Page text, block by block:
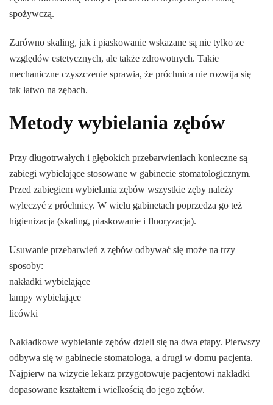
spożywczą.
Zarówno skaling, jak i piaskowanie wskazane są nie tylko ze
względów estetycznych, ale także zdrowotnych. Takie
mechaniczne czyszczenie sprawia, że próchnica nie rozwija się
tak łatwo na zębach.
Metody wybielania zębów
Przy długotrwałych i głębokich przebarwieniach konieczne są
zabiegi wybielające stosowane w gabinecie stomatologicznym.
Przed zabiegiem wybielania zębów wszystkie zęby należy
wyleczyć z próchnicy. W wielu gabinetach poprzedza go też
higienizacja (skaling, piaskowanie i fluoryzacja).
Usuwanie przebarwień z zębów odbywać się może na trzy
sposoby:
nakładki wybielające
lampy wybielające
licówki
Nakładkowe wybielanie zębów dzieli się na dwa etapy. Pierwszy
odbywa się w gabinecie stomatologa, a drugi w domu pacjenta.
Najpierw na wizycie lekarz przygotowuje pacjentowi nakładki
dopasowane kształtem i wielkością do jego zębów.